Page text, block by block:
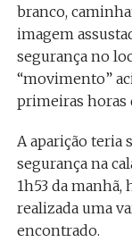
branco,
imagem
segurança no
“movimento”
primeiras horas
A aparição teria
segurança na
1h53 da manhã,
realizada uma
encontrado.